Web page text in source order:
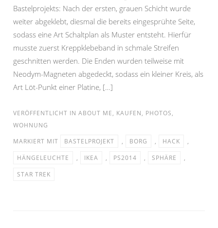
Bastelprojekts: Nach der ersten, grauen Schicht wurde
weiter abgeklebt, diesmal die bereits eingesprühte Seite,
sodass eine Art Schaltplan als Muster entsteht. Hierfür
musste zuerst Kreppklebeband in schmale Streifen
geschnitten werden. Die Enden wurden teilweise mit
Neodym-Magneten abgedeckt, sodass ein kleiner Kreis, als
Art Löt-Punkt einer Platine, […]
VERÖFFENTLICHT IN ABOUT ME, KAUFEN, PHOTOS,
WOHNUNG
MARKIERT MIT
BASTELPROJEKT , BORG , HACK
,
HÄNGELEUCHTE
, IKEA , PS2014 , SPHÄRE
,
STAR TREK